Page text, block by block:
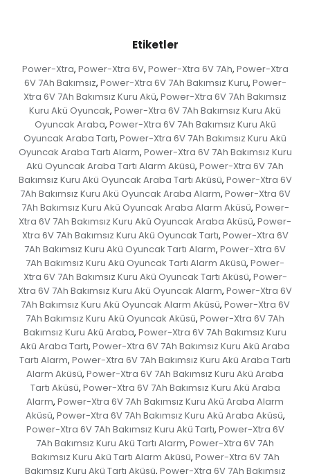
Etiketler
Power-Xtra, Power-Xtra 6V, Power-Xtra 6V 7Ah, Power-Xtra
6V 7Ah Bakımsız, Power-Xtra 6V 7Ah Bakımsız Kuru, Power-
Xtra 6V 7Ah Bakımsız Kuru Akü, Power-Xtra 6V 7Ah Bakımsız
Kuru Akü Oyuncak, Power-Xtra 6V 7Ah Bakımsız Kuru Akü
Oyuncak Araba, Power-Xtra 6V 7Ah Bakımsız Kuru Akü
Oyuncak Araba Tartı, Power-Xtra 6V 7Ah Bakımsız Kuru Akü
Oyuncak Araba Tartı Alarm, Power-Xtra 6V 7Ah Bakımsız Kuru
Akü Oyuncak Araba Tartı Alarm Aküsü, Power-Xtra 6V 7Ah
Bakımsız Kuru Akü Oyuncak Araba Tartı Aküsü, Power-Xtra 6V
7Ah Bakımsız Kuru Akü Oyuncak Araba Alarm, Power-Xtra 6V
7Ah Bakımsız Kuru Akü Oyuncak Araba Alarm Aküsü, Power-
Xtra 6V 7Ah Bakımsız Kuru Akü Oyuncak Araba Aküsü, Power-
Xtra 6V 7Ah Bakımsız Kuru Akü Oyuncak Tartı, Power-Xtra 6V
7Ah Bakımsız Kuru Akü Oyuncak Tartı Alarm, Power-Xtra 6V
7Ah Bakımsız Kuru Akü Oyuncak Tartı Alarm Aküsü, Power-
Xtra 6V 7Ah Bakımsız Kuru Akü Oyuncak Tartı Aküsü, Power-
Xtra 6V 7Ah Bakımsız Kuru Akü Oyuncak Alarm, Power-Xtra 6V
7Ah Bakımsız Kuru Akü Oyuncak Alarm Aküsü, Power-Xtra 6V
7Ah Bakımsız Kuru Akü Oyuncak Aküsü, Power-Xtra 6V 7Ah
Bakımsız Kuru Akü Araba, Power-Xtra 6V 7Ah Bakımsız Kuru
Akü Araba Tartı, Power-Xtra 6V 7Ah Bakımsız Kuru Akü Araba
Tartı Alarm, Power-Xtra 6V 7Ah Bakımsız Kuru Akü Araba Tartı
Alarm Aküsü, Power-Xtra 6V 7Ah Bakımsız Kuru Akü Araba
Tartı Aküsü, Power-Xtra 6V 7Ah Bakımsız Kuru Akü Araba
Alarm, Power-Xtra 6V 7Ah Bakımsız Kuru Akü Araba Alarm
Aküsü, Power-Xtra 6V 7Ah Bakımsız Kuru Akü Araba Aküsü,
Power-Xtra 6V 7Ah Bakımsız Kuru Akü Tartı, Power-Xtra 6V
7Ah Bakımsız Kuru Akü Tartı Alarm, Power-Xtra 6V 7Ah
Bakımsız Kuru Akü Tartı Alarm Aküsü, Power-Xtra 6V 7Ah
Bakımsız Kuru Akü Tartı Aküsü, Power-Xtra 6V 7Ah Bakımsız